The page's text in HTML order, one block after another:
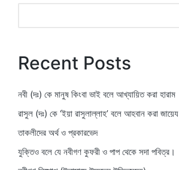
Recent Posts
নবী (দঃ) কে মানুষ কিংবা ভাই বলে আখ্যায়িত করা হারাম
রাসুল (দঃ) কে ‘ইয়া রাসুলাল্লাহ’ বলে আহবান করা জায়েয
তাকলীদের অর্থ ও প্রকারভেদ
যুক্তিও বলে যে নবীগণ কুফরী ও পাপ থেকে সদা পবিত্র।